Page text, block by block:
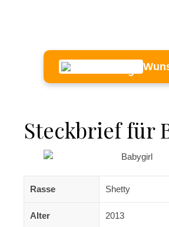
Steckbrief für
Rasse Shetty
Alter 2013